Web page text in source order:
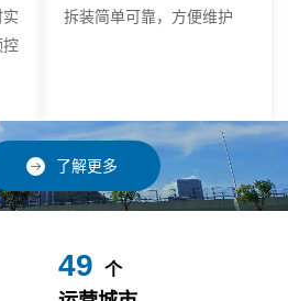
控
拆装简单可靠，方便维护
了解更多
49 个